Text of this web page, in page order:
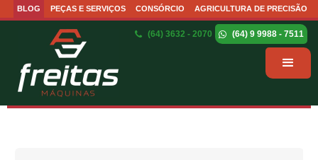
BLOG PEÇAS E SERVIÇOS CONSÓRCIO AGRICULTURA DE PRECISÃO
(64) 3632 - 2070 (64) 9 9988 - 7511